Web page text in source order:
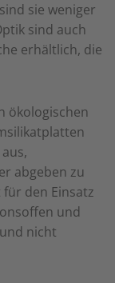
sie weniger
sind auch
erhältlich, die
ökologischen
abgeben zu
den Einsatz
und
nicht